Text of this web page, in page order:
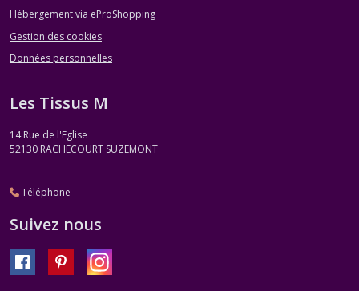
Hébergement via eProShopping
Gestion des cookies
Données personnelles
Les Tissus M
14 Rue de l'Eglise
52130 RACHECOURT SUZEMONT
Téléphone
Suivez nous